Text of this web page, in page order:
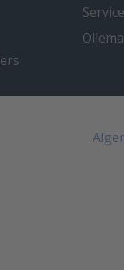
Service